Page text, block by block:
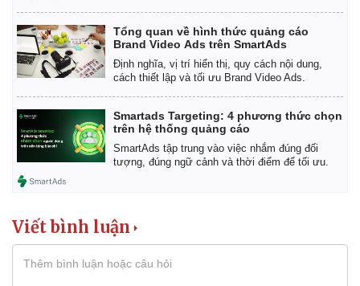
Bất động sản
Khởi nghiệp
Tổng quan về hình thức quảng cáo
Brand Video Ads trên SmartAds
Định nghĩa, vị trí hiển thị, quy cách nội dung,
cách thiết lập và tối ưu Brand Video Ads.
Smartads Targeting: 4 phương thức chọn
trên hệ thống quảng cáo
SmartAds tập trung vào việc nhắm đúng đối
tượng, đúng ngữ cảnh và thời điểm để tối ưu.
Viết bình luận